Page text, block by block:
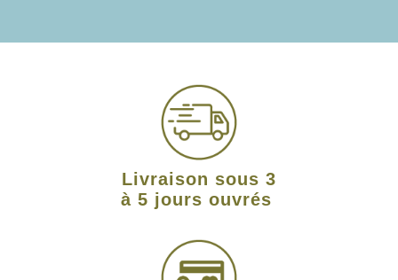
Livraison sous 3
à 5 jours ouvrés